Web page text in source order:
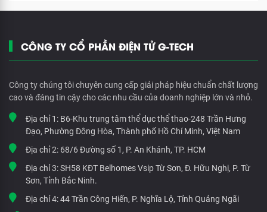
CÔNG TY CỔ PHẦN ĐIỆN TỬ G-TECH
Công ty chúng tôi chuyên cung cấp giải pháp hiệu chuẩn chất lượng
cao và đáng tin cậy cho các nhu cầu của doanh nghiệp lớn và nhỏ.
Địa chỉ 1: B6-Khu trung tâm thể dục thể thao-248 Trần Hưng
Đạo, Phường Đông Hòa, Thành phố Hồ Chí Minh, Việt Nam
Địa chỉ 2: 68/6 Đường số 1, P. An Khánh, TP. HCM
Địa chỉ 3:SH58 KĐT Belhomes Vsip Từ Sơn, Đ. Hữu Nghị, P. Từ
Sơn, Tỉnh Bắc Ninh.
Địa chỉ 4:44 Trần Công Hiến, P. Nghĩa Lộ, Tỉnh Quảng Ngãi